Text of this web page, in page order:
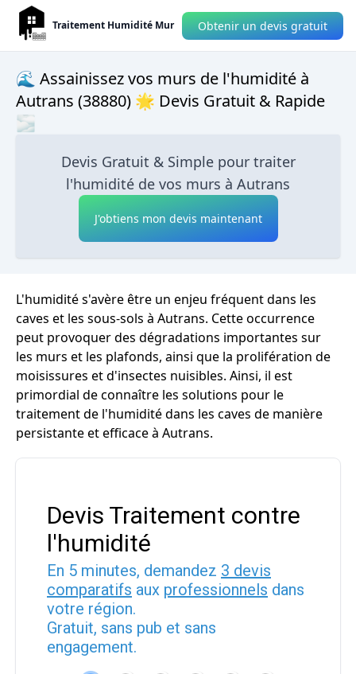
Traitement Humidité Mur Obtenir un devis gratuit
🌊 Assainissez vos murs de l'humidité à
Autrans (38880) 🌟 Devis Gratuit & Rapide
🌫
Devis Gratuit & Simple pour traiter
l'humidité de vos murs à Autrans
J'obtiens mon devis maintenant
L'humidité s'avère être un enjeu fréquent dans les
caves et les sous-sols à Autrans. Cette occurrence
peut provoquer des dégradations importantes sur
les murs et les plafonds, ainsi que la prolifération de
moisissures et d'insectes nuisibles. Ainsi, il est
primordial de connaître les solutions pour le
traitement de l'humidité dans les caves de manière
persistante et efficace à Autrans.
Devis Traitement contre
l'humidité
En 5 minutes, demandez 3 devis
comparatifs aux professionnels dans
votre région.
Gratuit, sans pub et sans
engagement.